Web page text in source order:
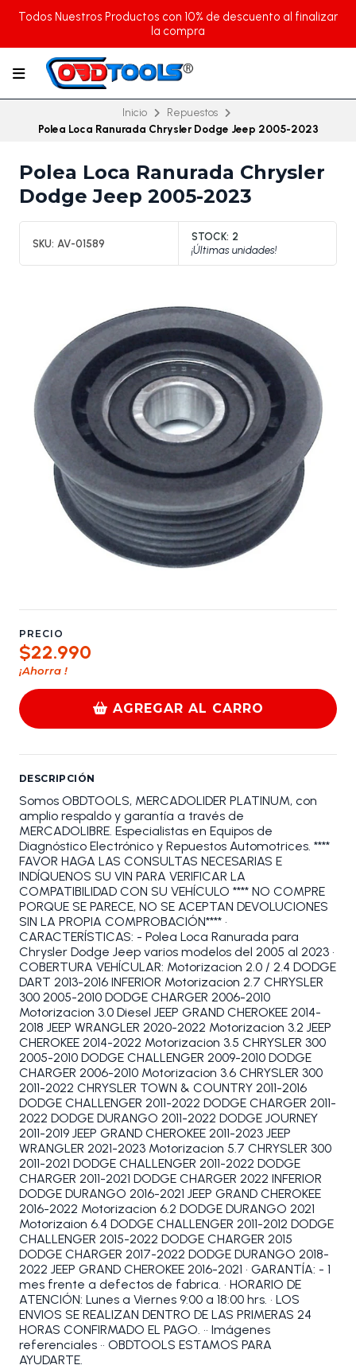
Todos Nuestros Productos con 10% de descuento al finalizar
la compra
Inicio
Repuestos
Polea Loca Ranurada Chrysler Dodge Jeep 2005-2023
Polea Loca Ranurada Chrysler
Dodge Jeep 2005-2023
SKU: AV-01589
STOCK: 2
¡Últimas unidades!
PRECIO
$22.990
¡Ahorra !
AGREGAR AL CARRO
DESCRIPCIÓN
Somos OBDTOOLS, MERCADOLIDER PLATINUM, con
amplio respaldo y garantía a través de
MERCADOLIBRE. Especialistas en Equipos de
Diagnóstico Electrónico y Repuestos Automotrices. ****
FAVOR HAGA LAS CONSULTAS NECESARIAS E
INDÍQUENOS SU VIN PARA VERIFICAR LA
COMPATIBILIDAD CON SU VEHÍCULO **** NO COMPRE
PORQUE SE PARECE, NO SE ACEPTAN DEVOLUCIONES
SIN LA PROPIA COMPROBACIÓN**** •
CARACTERÍSTICAS: - Polea Loca Ranurada para
Chrysler Dodge Jeep varios modelos del 2005 al 2023 •
COBERTURA VEHÍCULAR: Motorizacion 2.0 / 2.4 DODGE
DART 2013-2016 INFERIOR Motorizacion 2.7 CHRYSLER
300 2005-2010 DODGE CHARGER 2006-2010
Motorizacion 3.0 Diesel JEEP GRAND CHEROKEE 2014-
2018 JEEP WRANGLER 2020-2022 Motorizacion 3.2 JEEP
CHEROKEE 2014-2022 Motorizacion 3.5 CHRYSLER 300
2005-2010 DODGE CHALLENGER 2009-2010 DODGE
CHARGER 2006-2010 Motorizacion 3.6 CHRYSLER 300
2011-2022 CHRYSLER TOWN & COUNTRY 2011-2016
DODGE CHALLENGER 2011-2022 DODGE CHARGER 2011-
2022 DODGE DURANGO 2011-2022 DODGE JOURNEY
2011-2019 JEEP GRAND CHEROKEE 2011-2023 JEEP
WRANGLER 2021-2023 Motorizacion 5.7 CHRYSLER 300
2011-2021 DODGE CHALLENGER 2011-2022 DODGE
CHARGER 2011-2021 DODGE CHARGER 2022 INFERIOR
DODGE DURANGO 2016-2021 JEEP GRAND CHEROKEE
2016-2022 Motorizacion 6.2 DODGE DURANGO 2021
Motorizaion 6.4 DODGE CHALLENGER 2011-2012 DODGE
CHALLENGER 2015-2022 DODGE CHARGER 2015
DODGE CHARGER 2017-2022 DODGE DURANGO 2018-
2022 JEEP GRAND CHEROKEE 2016-2021 • GARANTÍA: - 1
mes frente a defectos de fabrica. • HORARIO DE
ATENCIÓN: Lunes a Viernes 9:00 a 18:00 hrs. • LOS
ENVIOS SE REALIZAN DENTRO DE LAS PRIMERAS 24
HORAS CONFIRMADO EL PAGO. •• Imágenes
referenciales •• OBDTOOLS ESTAMOS PARA
AYUDARTE.